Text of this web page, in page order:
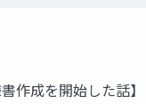
成を開始した話